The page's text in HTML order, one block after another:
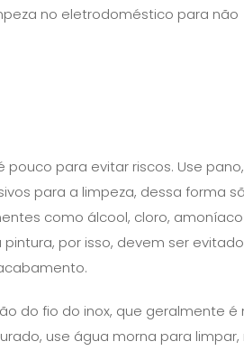
no eletrodoméstico para não
para evitar riscos. Use
para a limpeza, dessa forma
como álcool, cloro,
por isso, devem ser
do fio do inox, que geralmente é
use água morna para limpar,